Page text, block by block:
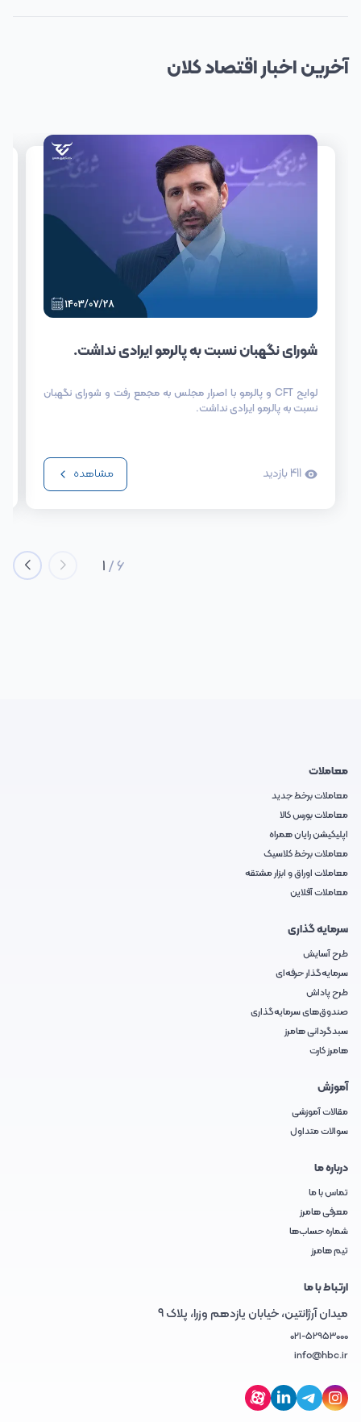
آخریناخباراقتصاد کلان
شورای نگهبان نسبت به پالرمو ایرادی نداشت.
لوایح CFT و پالرمو با اصرار مجلس به مجمع رفت و شورای نگهبان
نسبت به پالرمو ایرادی نداشت.
411 بازدید مشاهده
1/6
معاملات
معاملات برخط جدید
معاملات بورس کالا
اپلیکیشن رایان همراه
معاملات برخط کلاسیک
معاملات اوراق و ابزار مشتقه
معاملات آفلاین
سرمایه گذاری
طرح آسایش
سرمایه‌گذار حرفه‌ای
طرح پاداش
صندوق‌های سرمایه‌گذاری
سبدگردانی هامرز
هامرز کارت
آموزش
مقالات آموزشی
سوالات متداول
درباره ما
تماس با ما
معرفی هامرز
شماره حساب‌ها
تیم هامرز
ارتباط با ما
میدان آرژانتین، خیابان یازدهم وزرا، پلاک 9
021-52953000
info@hbc.ir